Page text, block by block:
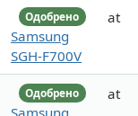
Одобрено
Samsung
SGH-F700V
at
Одобрено
Samsung
at